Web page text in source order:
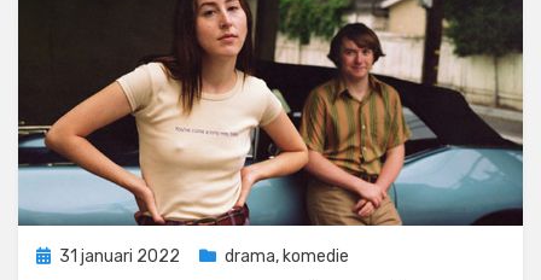
Geplaatst
31 januari 2022 drama, komedie